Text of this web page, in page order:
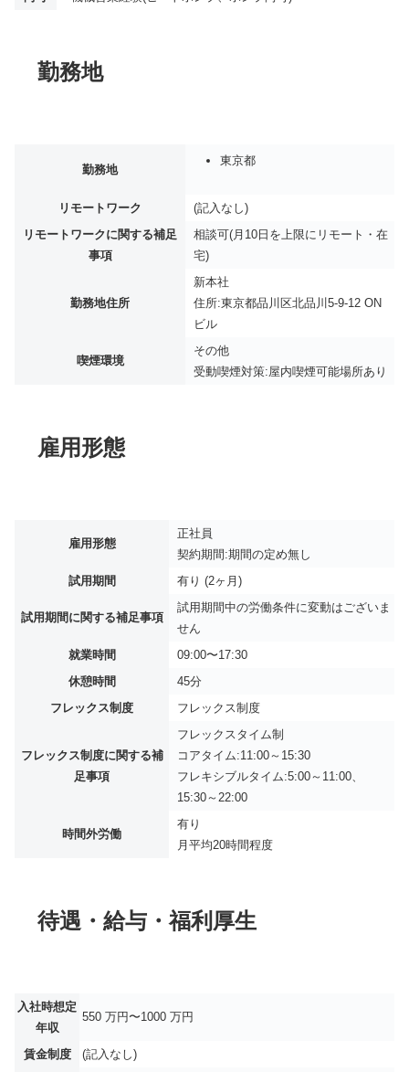
勤務地
勤務地
東京都
リモートワーク
(記入なし)
リモートワークに関する補足
事項
相談可(月10日を上限にリモート・在
宅)
勤務地住所
新本社
住所:東京都品川区北品川5-9-12 ON
ビル
喫煙環境
その他
受動喫煙対策:屋内喫煙可能場所あり
雇用形態
雇用形態
正社員
契約期間:期間の定め無し
試用期間
有り (2ヶ月)
試用期間に関する補足事項
試用期間中の労働条件に変動はございま
せん
就業時間
09:00〜17:30
休憩時間
45分
フレックス制度
フレックス制度
フレックス制度に関する補
足事項
フレックスタイム制
コアタイム:11:00～15:30
フレキシブルタイム:5:00～11:00、
15:30～22:00
時間外労働
有り
月平均20時間程度
待遇・給与・福利厚生
入社時想定
年収
550 万円〜1000 万円
賃金制度
(記入なし)